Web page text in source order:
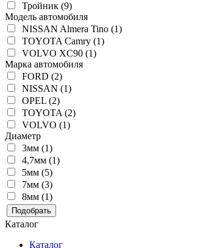
Тройник (9)
Модель автомобиля
NISSAN Almera Tino (1)
TOYOTA Camry (1)
VOLVO XC90 (1)
Марка автомобиля
FORD (2)
NISSAN (1)
OPEL (2)
TOYOTA (2)
VOLVO (1)
Диаметр
3мм (1)
4,7мм (1)
5мм (5)
7мм (3)
8мм (1)
Подобрать
Каталог
Каталог